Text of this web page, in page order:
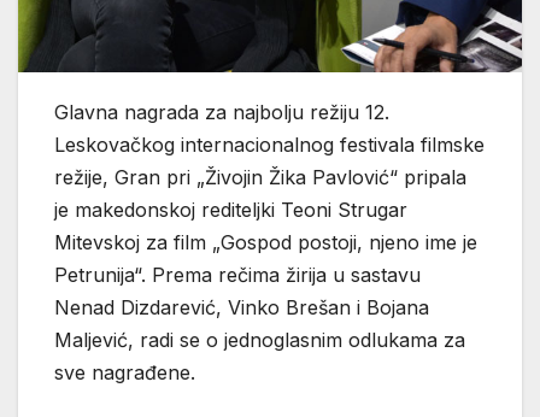
Glavna nagrada za najbolju režiju 12.
Leskovačkog internacionalnog festivala filmske
režije, Gran pri „Živojin Žika Pavlović“ pripala
je makedonskoj rediteljki Teoni Strugar
Mitevskoj za film „Gospod postoji, njeno ime je
Petrunija“. Prema rečima žirija u sastavu
Nenad Dizdarević, Vinko Brešan i Bojana
Maljević, radi se o jednoglasnim odlukama za
sve nagrađene.